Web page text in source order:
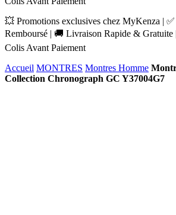
💥 Promotions exclusives chez MyKenza |
Remboursé | 🚚 Livraison Rapide &
Colis Avant Paiement
Accueil MONTRES Montres Homme
Collection Chronograph GC Y37004G7